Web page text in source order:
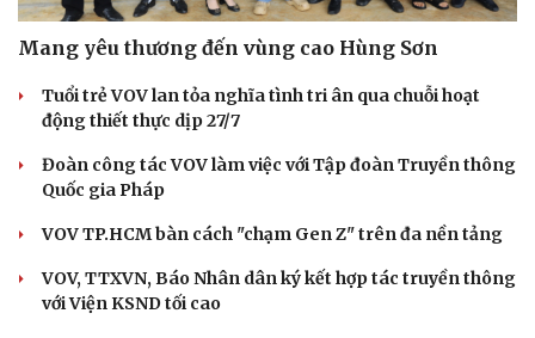
Mang yêu thương đến vùng cao Hùng Sơn
Tuổi trẻ VOV lan tỏa nghĩa tình tri ân qua chuỗi hoạt
động thiết thực dịp 27/7
Đoàn công tác VOV làm việc với Tập đoàn Truyền thông
Quốc gia Pháp
VOV TP.HCM bàn cách "chạm Gen Z" trên đa nền tảng
VOV, TTXVN, Báo Nhân dân ký kết hợp tác truyền thông
với Viện KSND tối cao